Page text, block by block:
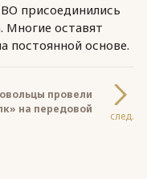
присоединились
Многие оставят
постоянной основе.
провели
на передовой
след.